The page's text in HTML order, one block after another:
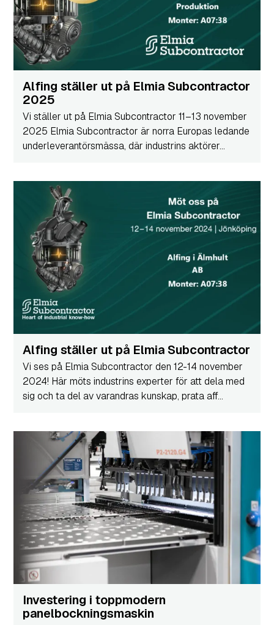
Alfing ställer ut på Elmia Subcontractor
2025
Vi ställer ut på Elmia Subcontractor 11–13 november
2025 Elmia Subcontractor är norra Europas ledande
underleverantörsmässa, där industrins aktörer...
Alfing ställer ut på Elmia Subcontractor
Vi ses på Elmia Subcontractor den 12-14 november
2024! Här möts industrins experter för att dela med
sig och ta del av varandras kunskap, prata aff...
Investering i toppmodern
panelbockningsmaskin